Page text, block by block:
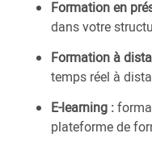
Formation en
dans votre
Formation à
temps réel à
E-learning :
plateforme de